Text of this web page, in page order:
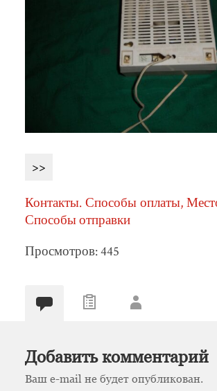
>>
Контакты. Способы оплаты,
Способы отправки
Просмотров: 445
Добавить комментарий
Ваш e-mail не будет опубликован.